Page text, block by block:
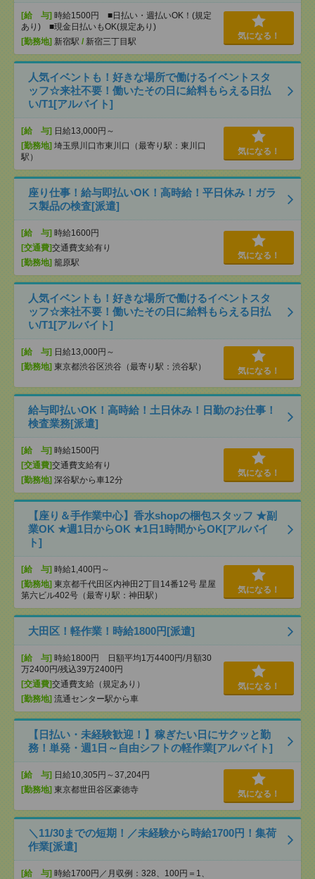
[給 与] 時給1500円 ■日払い・週払いOK！(規定
あり) ■現金日払いもOK(規定あり)
[勤務地] 新宿駅 / 新宿三丁目駅
気になる！
人気イベントも！好きな場所で働けるイベントスタ
ッフ☆来社不要！働いたその日に給料もらえる日払
い/T1[アルバイト]
[給 与] 日給13,000円～
[勤務地] 埼玉県川口市東川口（最寄り駅：東川口
駅）
気になる！
座り仕事！給与即払いOK！高時給！平日休み！ガラ
ス製品の検査[派遣]
[給 与] 時給1600円
[交通費]交通費支給有り
[勤務地] 籠原駅
気になる！
人気イベントも！好きな場所で働けるイベントスタ
ッフ☆来社不要！働いたその日に給料もらえる日払
い/T1[アルバイト]
[給 与] 日給13,000円～
[勤務地] 東京都渋谷区渋谷（最寄り駅：渋谷駅） 気になる！
給与即払いOK！高時給！土日休み！日勤のお仕事！
検査業務[派遣]
[給 与] 時給1500円
[交通費]交通費支給有り
[勤務地] 深谷駅から車12分
気になる！
【座り＆手作業中心】香水shopの梱包スタッフ ★副
業OK ★週1日からOK ★1日1時間からOK[アルバイ
ト]
[給 与] 時給1,400円～
[勤務地] 東京都千代田区内神田2丁目14番12号 星屋
第六ビル402号（最寄り駅：神田駅）
気になる！
大田区！軽作業！時給1800円[派遣]
[給 与] 時給1800円 日額平均1万4400円/月額30
万2400円/残込39万2400円
[交通費]交通費支給（規定あり）
[勤務地] 流通センター駅から車
気になる！
【日払い・未経験歓迎！】稼ぎたい日にサクッと勤
務！単発・週1日～自由シフトの軽作業[アルバイト]
[給 与] 日給10,305円～37,204円
[勤務地] 東京都世田谷区豪徳寺 気になる！
＼11/30までの短期！／未経験から時給1700円！集荷
作業[派遣]
[給 与] 時給1700円／月収例：328、100円＝1、